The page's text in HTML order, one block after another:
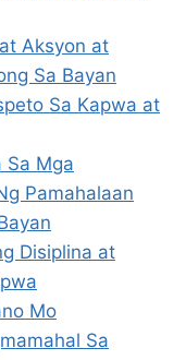
Aksyon at
Sa Bayan
Sa Kapwa at
Sa Mga
Pamahalaan
Disiplina at
Mo
Sa